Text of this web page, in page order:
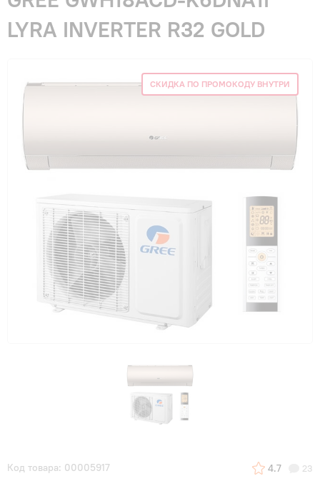
Гарантия и сервис
Контакты
Акции
LYRA INVERTER R32 GOLD
СКИДКА ПО ПРОМОКОДУ ВНУТРИ
Код товара: 00005917 4.7 23